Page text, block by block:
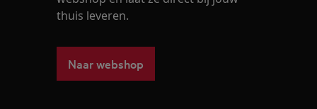
thuis leveren.
Naar webshop